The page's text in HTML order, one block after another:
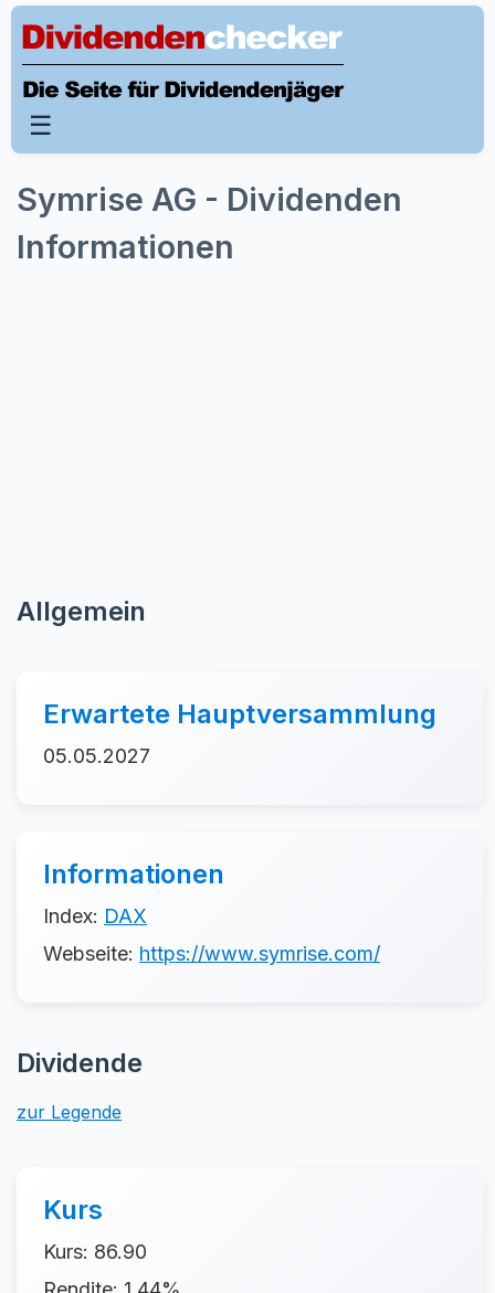
☰
Symrise AG - Dividenden
Informationen
Allgemein
Erwartete Hauptversammlung
05.05.2027
Informationen
Index: DAX
Webseite: https://www.symrise.com/
Dividende
zur Legende
Kurs
Kurs: 86.90